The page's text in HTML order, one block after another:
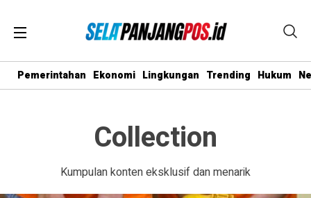
Pemerintahan Ekonomi Lingkungan Trending Hukum
Collection
Kumpulan konten eksklusif dan menarik